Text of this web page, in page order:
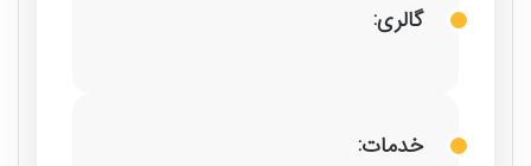
خدمات:
گالری: